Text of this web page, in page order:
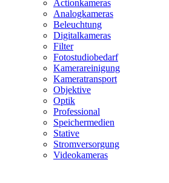
Actionkameras
Analogkameras
Beleuchtung
Digitalkameras
Filter
Fotostudiobedarf
Kamerareinigung
Kameratransport
Objektive
Optik
Professional
Speichermedien
Stative
Stromversorgung
Videokameras